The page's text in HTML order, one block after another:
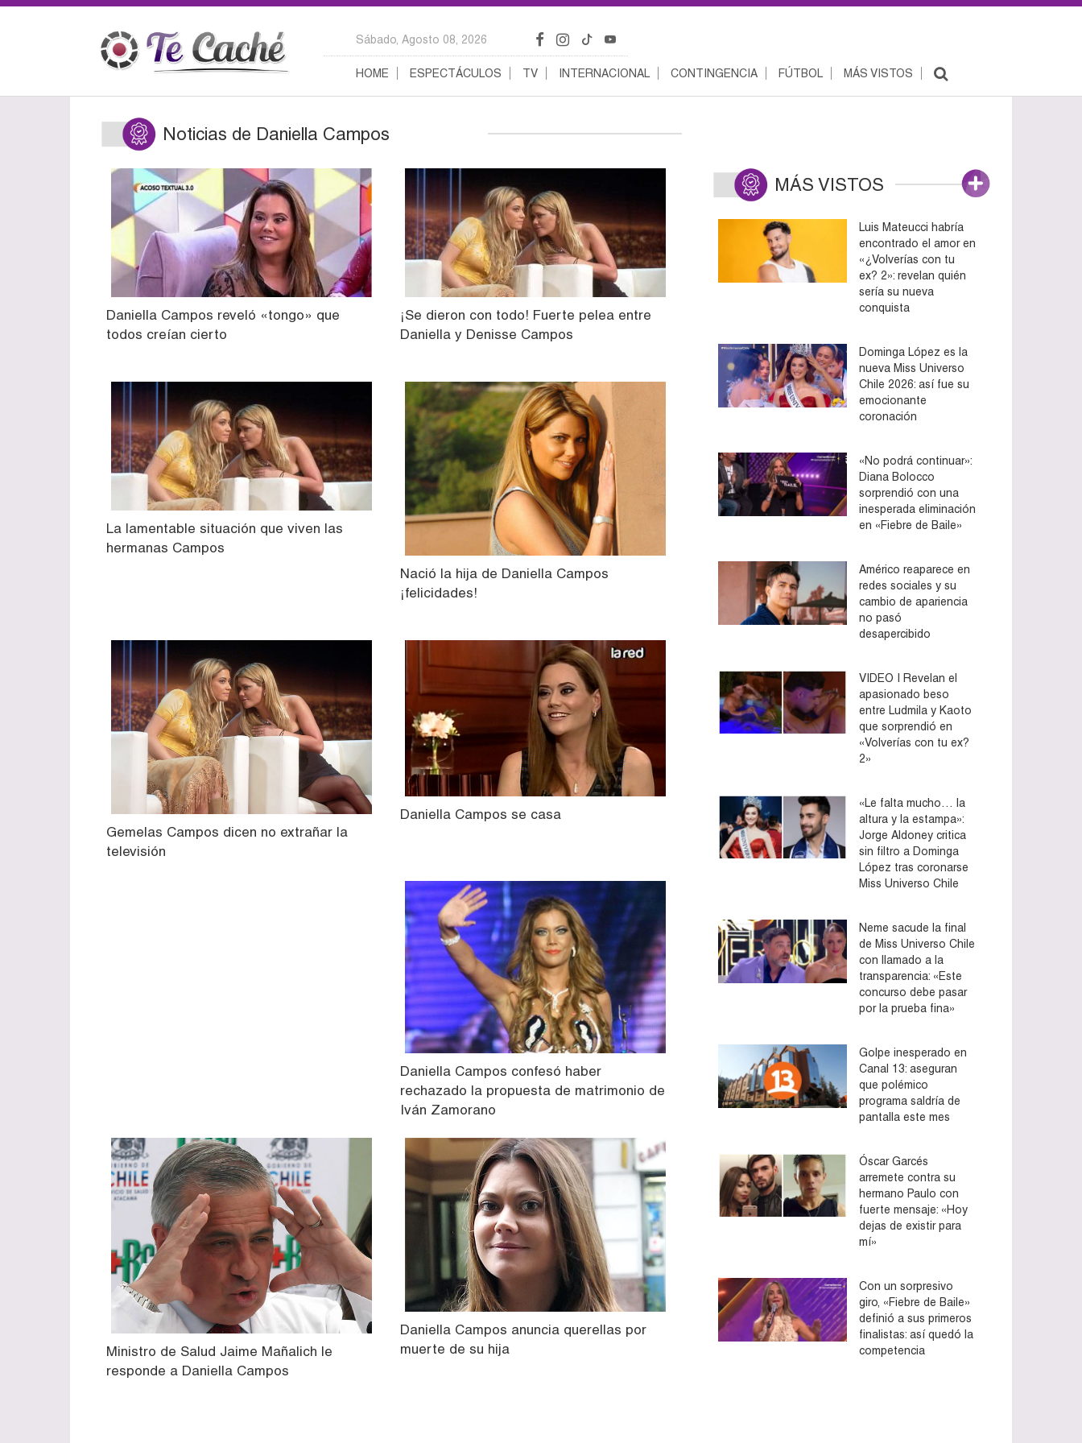
Sábado, Agosto 08, 2026
HOME ESPECTÁCULOS TV INTERNACIONAL CONTINGENCIA FÚTBOL MÁS VISTOS
Noticias de Daniella Campos
Daniella Campos reveló «tongo» que
todos creían cierto
¡Se dieron con todo! Fuerte pelea entre
Daniella y Denisse Campos
La lamentable situación que viven las
hermanas Campos
Nació la hija de Daniella Campos
¡felicidades!
Gemelas Campos dicen no extrañar la
televisión
Daniella Campos se casa
Daniella Campos confesó haber
rechazado la propuesta de matrimonio de
Iván Zamorano
Ministro de Salud Jaime Mañalich le
responde a Daniella Campos
Daniella Campos anuncia querellas por
muerte de su hija
MÁS VISTOS
Luis Mateucci habría
encontrado el amor en
«¿Volverías con tu
ex? 2»: revelan quién
sería su nueva
conquista
Dominga López es la
nueva Miss Universo
Chile 2026: así fue su
emocionante
coronación
«No podrá continuar»:
Diana Bolocco
sorprendió con una
inesperada eliminación
en «Fiebre de Baile»
Américo reaparece en
redes sociales y su
cambio de apariencia
no pasó
desapercibido
VIDEO | Revelan el
apasionado beso
entre Ludmila y Kaoto
que sorprendió en
«Volverías con tu ex?
2»
«Le falta mucho… la
altura y la estampa»:
Jorge Aldoney critica
sin filtro a Dominga
López tras coronarse
Miss Universo Chile
Neme sacude la final
de Miss Universo Chile
con llamado a la
transparencia: «Este
concurso debe pasar
por la prueba fina»
Golpe inesperado en
Canal 13: aseguran
que polémico
programa saldría de
pantalla este mes
Óscar Garcés
arremete contra su
hermano Paulo con
fuerte mensaje: «Hoy
dejas de existir para
mí»
Con un sorpresivo
giro, «Fiebre de Baile»
definió a sus primeros
finalistas: así quedó la
competencia